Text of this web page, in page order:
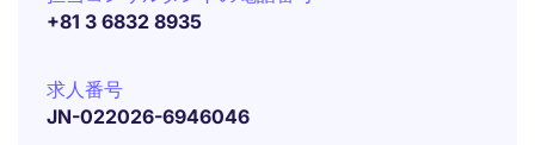
+81 3 6832 8935
求人番号
JN-022026-6946046